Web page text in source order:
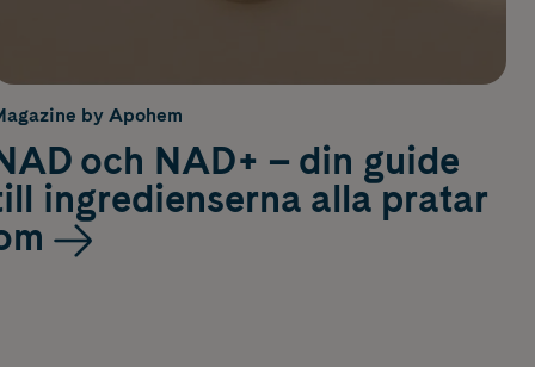
by Apohem
och NAD+ – din guide
ingredienserna alla pratar